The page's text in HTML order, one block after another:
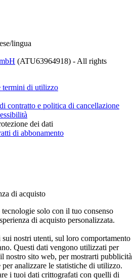
lingua
(ATU63964918) - All rights
termini di utilizzo
contratto e politica di cancellazione
dei dati
di abbonamento
di acquisto
solo con il tuo consenso
di acquisto personalizzata.
nostri utenti, sul loro comportamento
Questi dati vengono utilizzati per
nostro sito web, per mostrarti pubblicità
analizzare le statistiche di utilizzo.
i tuoi dati crittografati con quelli di